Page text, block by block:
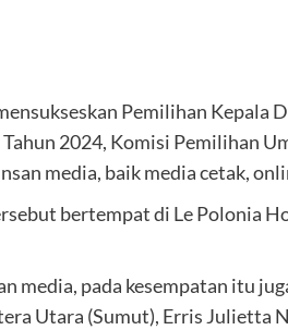
Pemilihan Kepala
2024, Komisi Pemilihan
media, baik media cetak,
bertempat di Le Polonia
media, pada kesempatan itu
Utara (Sumut), Erris Julietta